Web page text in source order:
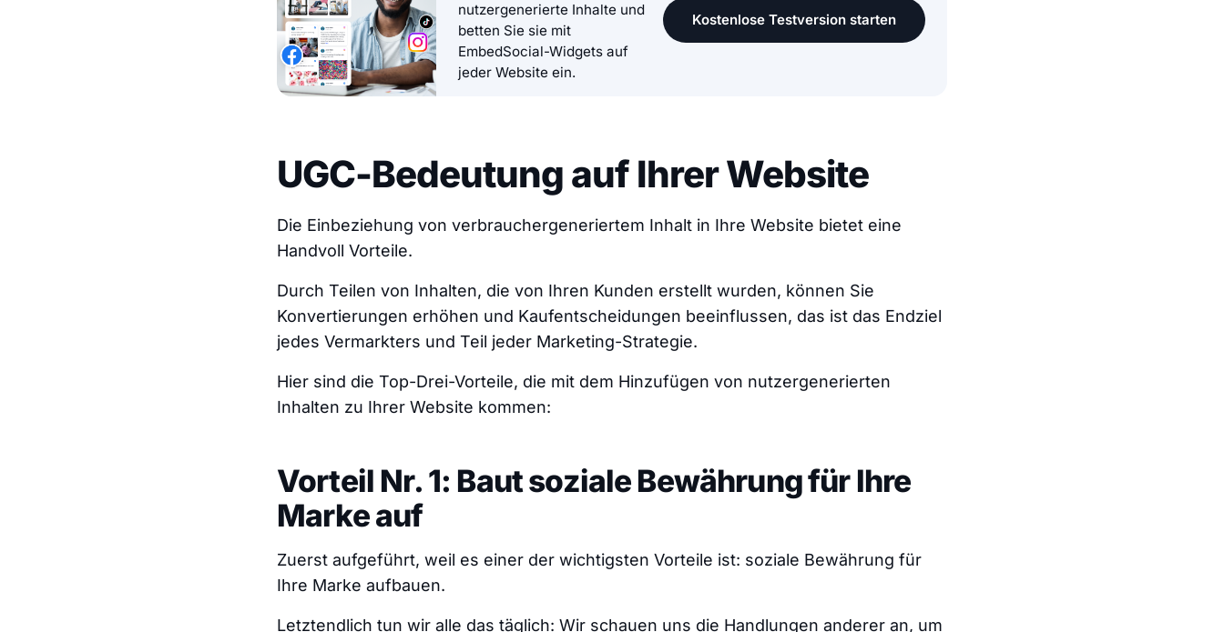
nutzergenerierte Inhalte und
betten Sie sie mit
EmbedSocial-Widgets auf
jeder Website ein.
Kostenlose Testversion starten
UGC-Bedeutung auf Ihrer Website
Die Einbeziehung von verbrauchergeneriertem Inhalt in Ihre Website bietet eine
Handvoll Vorteile.
Durch Teilen von Inhalten, die von Ihren Kunden erstellt wurden, können Sie
Konvertierungen erhöhen und Kaufentscheidungen beeinflussen, das ist das Endziel
jedes Vermarkters und Teil jeder Marketing-Strategie.
Hier sind die Top-Drei-Vorteile, die mit dem Hinzufügen von nutzergenerierten
Inhalten zu Ihrer Website kommen:
Vorteil Nr. 1: Baut soziale Bewährung für Ihre
Marke auf
Zuerst aufgeführt, weil es einer der wichtigsten Vorteile ist: soziale Bewährung für
Ihre Marke aufbauen.
Letztendlich tun wir alle das täglich: Wir schauen uns die Handlungen anderer an, um